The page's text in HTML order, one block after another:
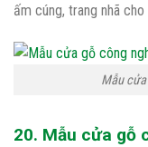
ấm cúng, trang nhã
Mẫu cửa
20. Mẫu cửa gỗ